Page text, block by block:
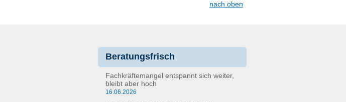
nach oben
Beratungsfrisch
Fachkräftemangel entspannt sich weiter,
bleibt aber hoch
16.06.2026